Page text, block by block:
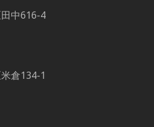
中616-4
倉134-1